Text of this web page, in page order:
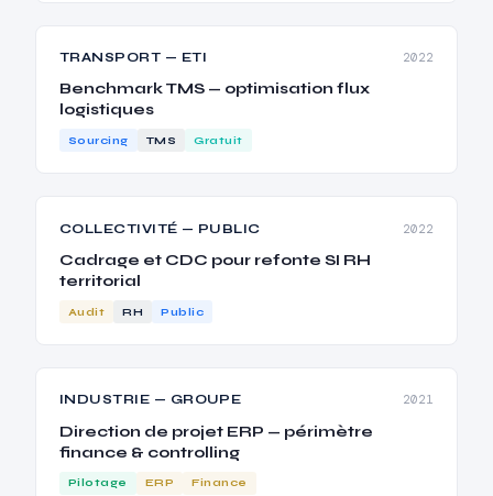
TRANSPORT — ETI 2022
Benchmark TMS — optimisation flux
logistiques
Sourcing TMS Gratuit
COLLECTIVITÉ — PUBLIC 2022
Cadrage et CDC pour refonte SI RH
territorial
Audit RH Public
INDUSTRIE — GROUPE 2021
Direction de projet ERP — périmètre
finance & controlling
Pilotage ERP Finance